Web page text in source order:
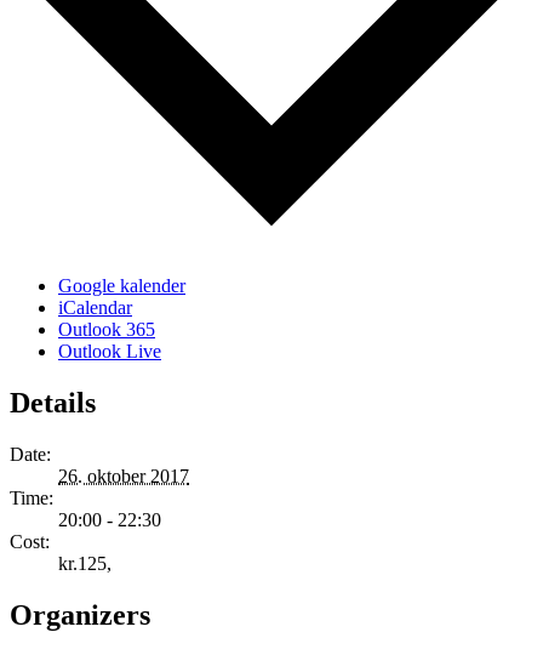
Google kalender
iCalendar
Outlook 365
Outlook Live
Details
Date:
26. oktober 2017
Time:
20:00 - 22:30
Cost:
kr.125,
Organizers